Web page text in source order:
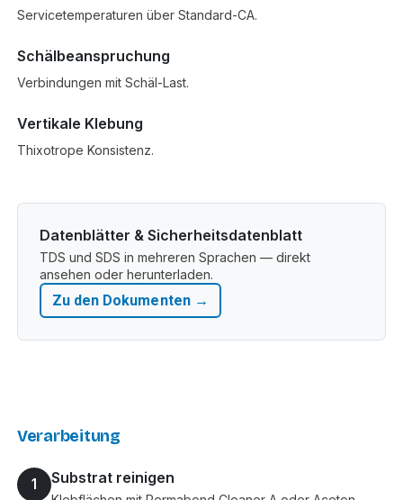
Servicetemperaturen über Standard-CA.
Schälbeanspruchung
Verbindungen mit Schäl-Last.
Vertikale Klebung
Thixotrope Konsistenz.
Datenblätter & Sicherheitsdatenblatt
TDS und SDS in mehreren Sprachen — direkt
ansehen oder herunterladen.
Zu den Dokumenten →
Verarbeitung
1 Substrat reinigen